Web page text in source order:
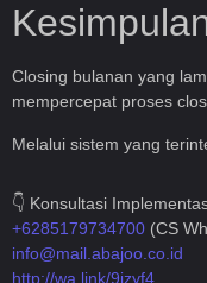
Closing bulanan yang
mempercepat proses
Melalui sistem yang
👇 Konsultasi
+6285179734700 (CS
info@mail.abajoo.co.id
http://wa.link/9jzyf4